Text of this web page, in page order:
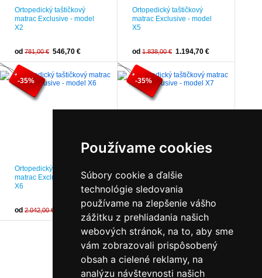
Používame cookies
Súbory cookie a ďalšie
technológie sledovania
používame na zlepšenie vášho
zážitku z prehliadania našich
webových stránok, na to, aby sme
vám zobrazovali prispôsobený
obsah a cielené reklamy, na
analýzu návštevnosti našich
Ortopedický taštičkový
matrac Exclusive - model
X2
od 781,00 € 546,70 €
Ortopedický taštičkový
matrac Exclusive - model
X5
od 1.838,00 € 1.194,70 €
-35%
Ortopedický taštičkový
matrac Exclusive - model
X6
od 2.042,00 € 1.327,30 €
-35%
matrac Exclusive - model
X7
2.656,00 €